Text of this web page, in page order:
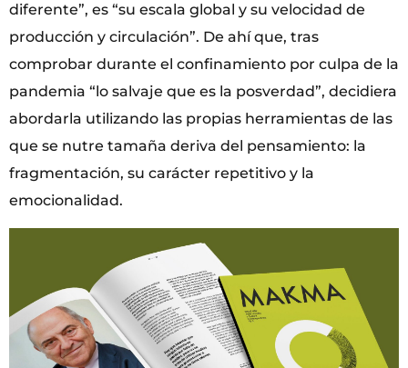
diferente”, es “su escala global y su velocidad de
producción y circulación”. De ahí que, tras
comprobar durante el confinamiento por culpa de la
pandemia “lo salvaje que es la posverdad”, decidiera
abordarla utilizando las propias herramientas de las
que se nutre tamaña deriva del pensamiento: la
fragmentación, su carácter repetitivo y la
emocionalidad.